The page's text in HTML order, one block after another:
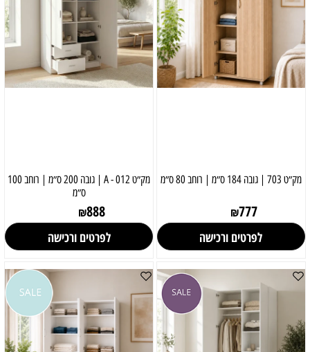
מק״ט 703 | גובה 184 ס״מ | רוחב 80 ס״מ
₪777
לפרטים ורכישה
מק״ט 012 - A | גובה 200 ס״מ | רוחב 100
ס״מ
₪888
לפרטים ורכישה